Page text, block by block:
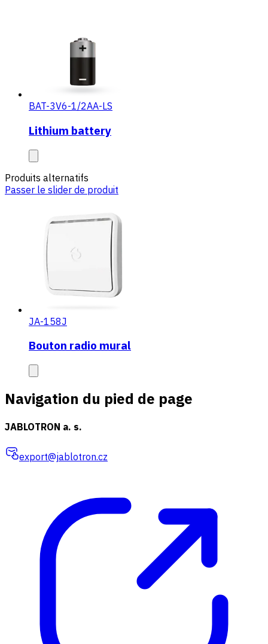
BAT-3V6-1/2AA-LS
Lithium battery
Produits alternatifs
Passer le slider de produit
JA-158J
Bouton radio mural
Navigation du pied de page
JABLOTRON a. s.
export@jablotron.cz